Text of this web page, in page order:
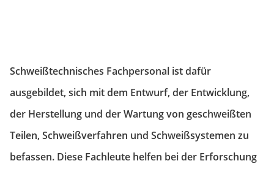
Schweißtechnisches Fachpersonal ist dafür
ausgebildet, sich mit dem Entwurf, der Entwicklung,
der Herstellung und der Wartung von geschweißten
Teilen, Schweißverfahren und Schweißsystemen zu
befassen. Diese Fachleute helfen bei der Erforschung